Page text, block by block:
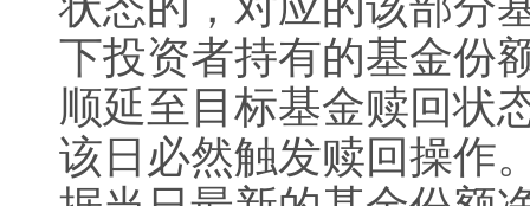
下投资者持有的基金份
顺延至目标基金赎回状
该日必然触发赎回操作